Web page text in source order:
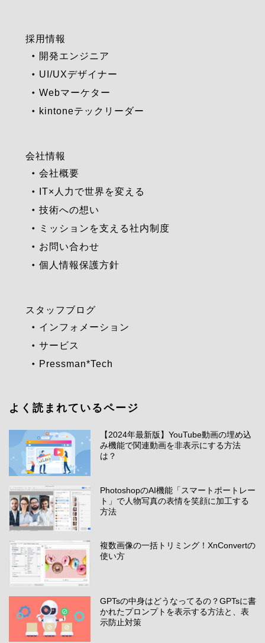
採用情報
開発エンジニア
UI/UXデザイナー
Webマーケター
kintoneテックリーダー
会社情報
会社概要
IT×人力で世界を変える
技術への想い
ミッションを支える社内制度
お問い合わせ
個人情報保護方針
スタッフブログ
インフォメーション
サービス
Pressman*Tech
よく読まれているページ
【2024年最新版】YouTube動画の埋め込
み機能で関連動画を非表示にする方法
は？
PhotoshopのAI機能「スマートポートレー
ト」で人物写真の表情を笑顔に加工する
方法
複数画像の一括トリミング！XnConvertの
使い方
GPTsの中身はどうなってるの？GPTsに書
かれたプロンプトを表示する方法と、表
示防止対策